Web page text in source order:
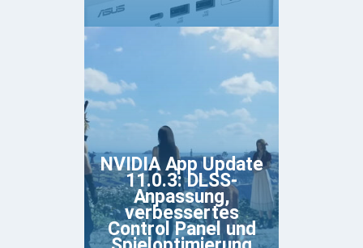
NVIDIA App Update
11.0.3: DLSS-
Anpassung,
verbessertes
Control Panel und